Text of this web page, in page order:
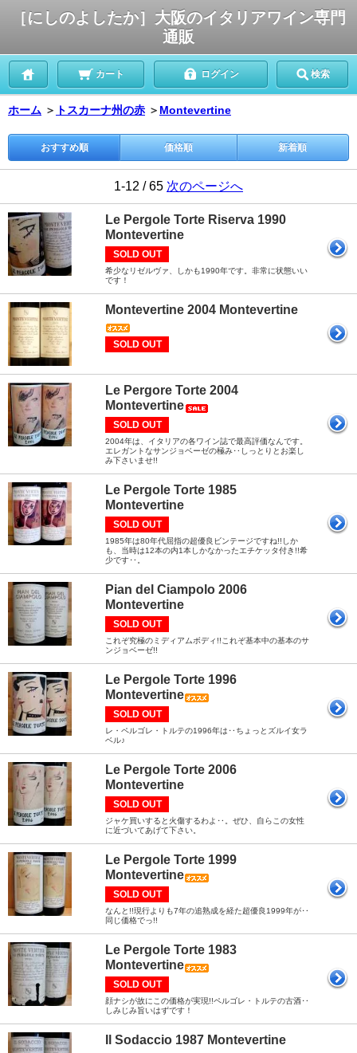
［にしのよしたか］大阪のイタリアワイン専門
通販
カート ログイン 検索
ホーム ＞ トスカーナ州の赤 ＞ Montevertine
おすすめ順 価格順 新着順
1-12 / 65 次のページへ
Le Pergole Torte Riserva 1990
Montevertine
SOLD OUT
希少なリゼルヴァ、しかも1990年です。非常に状態いい
です！
Montevertine 2004 Montevertine
SOLD OUT
Le Pergore Torte 2004
Montevertine
SOLD OUT
2004年は、イタリアの各ワイン誌で最高評価なんです。
エレガントなサンジョベーゼの極み‥しっとりとお楽し
み下さいませ!!
Le Pergole Torte 1985
Montevertine
SOLD OUT
1985年は80年代屈指の超優良ビンテージですね!!しか
も、当時は12本の内1本しかなかったエチケッタ付き!!希
少です‥。
Pian del Ciampolo 2006
Montevertine
SOLD OUT
これぞ究極のミディアムボディ!!これぞ基本中の基本のサ
ンジョベーゼ!!
Le Pergole Torte 1996
Montevertine
SOLD OUT
レ・ペルゴレ・トルテの1996年は‥ちょっとズルイ女ラ
ベル♪
Le Pergole Torte 2006
Montevertine
SOLD OUT
ジャケ買いすると火傷するわよ‥。ぜひ、自らこの女性
に近づいてあげて下さい。
Le Pergole Torte 1999
Montevertine
SOLD OUT
なんと!!現行よりも7年の追熟成を経た超優良1999年が‥
同じ価格でっ!!
Le Pergole Torte 1983
Montevertine
SOLD OUT
顔ナシが故にこの価格が実現!!ペルゴレ・トルテの古酒‥
しみじみ旨いはずです！
Il Sodaccio 1987 Montevertine